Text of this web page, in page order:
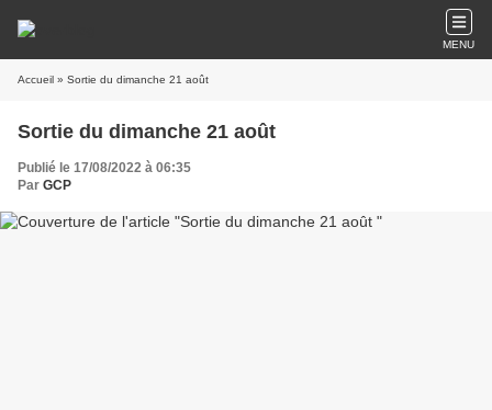
MENU
Accueil » Sortie du dimanche 21 août
Sortie du dimanche 21 août
Publié le 17/08/2022 à 06:35
Par GCP